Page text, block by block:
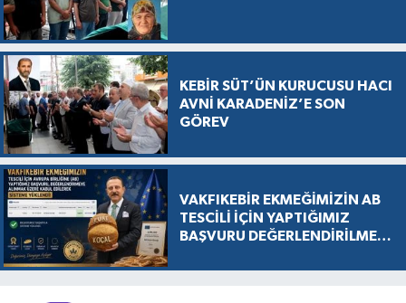
KEBİR SÜT’ÜN KURUCUSU HACI
AVNİ KARADENİZ’E SON
GÖREV
VAKFIKEBİR EKMEĞİMİZİN AB
TESCİLİ İÇİN YAPTIĞIMIZ
BAŞVURU DEĞERLENDİRİLMEK
RESMEN BAŞLADI